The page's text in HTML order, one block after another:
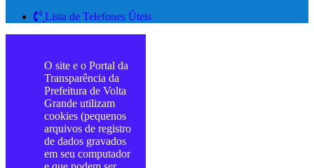
Lista de Telefones Úteis
O site e o Portal da
Transparência da
Prefeitura de Volta
Grande utilizam
cookies (pequenos
arquivos de registro
de dados gravados
em seu computador